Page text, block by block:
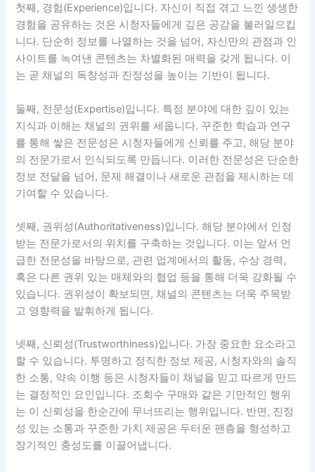
첫째, 경험(Experience)입니다. 자신이 직접 겪고 느낀 생생한
경험을 공유하는 것은 시청자들에게 깊은 공감을 불러일으킵
니다. 단순히 정보를 나열하는 것을 넘어, 자신만의 관점과 인
사이트를 녹여낸 콘텐츠는 차별화된 매력을 갖게 됩니다. 이
는 곧 채널의 독창성과 진정성을 높이는 기반이 됩니다.
둘째, 전문성(Expertise)입니다. 특정 분야에 대한 깊이 있는
지식과 이해는 채널의 권위를 세웁니다. 꾸준한 학습과 연구
를 통해 쌓은 전문성은 시청자들에게 신뢰를 주고, 해당 분야
의 전문가로서 인식되도록 만듭니다. 이러한 전문성은 단순한
정보 전달을 넘어, 문제 해결이나 새로운 관점을 제시하는 데
기여할 수 있습니다.
셋째, 권위성(Authoritativeness)입니다. 해당 분야에서 인정
받는 전문가로서의 위치를 구축하는 것입니다. 이는 앞서 언
급한 전문성을 바탕으로, 관련 업계에서의 활동, 수상 경력,
혹은 다른 권위 있는 매체와의 협업 등을 통해 더욱 강화될 수
있습니다. 권위성이 확보되면, 채널의 콘텐츠는 더욱 주목받
고 영향력을 발휘하게 됩니다.
넷째, 신뢰성(Trustworthiness)입니다. 가장 중요한 요소라고
할 수 있습니다. 투명하고 정직한 정보 제공, 시청자와의 솔직
한 소통, 약속 이행 등은 시청자들이 채널을 믿고 따르게 만드
는 결정적인 요인입니다. 조회수 구매와 같은 기만적인 행위
는 이 신뢰성을 한순간에 무너뜨리는 행위입니다. 반면, 진정
성 있는 소통과 꾸준한 가치 제공은 두터운 팬층을 형성하고
장기적인 충성도를 이끌어냅니다.